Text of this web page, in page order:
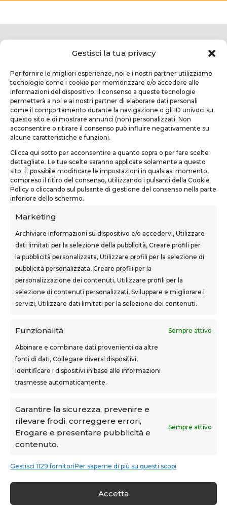
Gestisci la tua privacy
Per fornire le migliori esperienze, noi e i nostri partner utilizziamo
tecnologie come i cookie per memorizzare e/o accedere alle
informazioni del dispositivo. Il consenso a queste tecnologie
permetterà a noi e ai nostri partner di elaborare dati personali
come il comportamento durante la navigazione o gli ID univoci su
questo sito e di mostrare annunci (non) personalizzati. Non
acconsentire o ritirare il consenso può influire negativamente su
alcune caratteristiche e funzioni.
Clicca qui sotto per acconsentire a quanto sopra o per fare scelte
dettagliate. Le tue scelte saranno applicate solamente a questo
sito. È possibile modificare le impostazioni in qualsiasi momento,
compreso il ritiro del consenso, utilizzando i pulsanti della Cookie
Policy o cliccando sul pulsante di gestione del consenso nella parte
inferiore dello schermo.
Marketing
Archiviare informazioni su dispositivo e/o accedervi, Utilizzare
dati limitati per la selezione della pubblicità, Creare profili per
la pubblicità personalizzata, Utilizzare profili per la selezione di
pubblicità personalizzata, Creare profili per la
personalizzazione dei contenuti, Utilizzare profili per la
selezione di contenuti personalizzati, Sviluppare e migliorare i
servizi, Utilizzare dati limitati per la selezione dei contenuti.
Funzionalità Sempre attivo
Abbinare e combinare dati provenienti da altre
fonti di dati, Collegare diversi dispositivi,
Identificare i dispositivi in base alle informazioni
trasmesse automaticamente.
Garantire la sicurezza, prevenire e
rilevare frodi, correggere errori,
Erogare e presentare pubblicità e
contenuto.
Sempre attivo
Gestisci 1129 fornitoriPer saperne di più su questi scopi
Accetta
TEKNOFORM SRL
Castelfranco di Sotto (PI)
teknoform@teknoform.it
SEDI CORSI
Sovigliana – Vinci
Via F.lli Cairoli, 12
Castelfranco di Sotto
Teknoform srl – p.iva 05765060487 – Cap. Soc. euro
10.000 – CCIAA Toscana Nord Ovest – n.isc. REA PI-
Teknoform è Centro Formativo AiFOS (C.F.A.)